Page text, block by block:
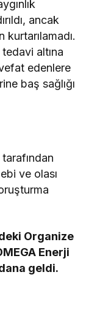
ancak
altına
edenlere
baş sağlığı
tarafından
ve olası
Organize
Enerji
geldi.